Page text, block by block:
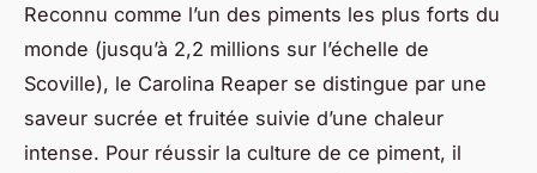
Reconnu comme l’un des piments les plus forts du
monde (jusqu’à 2,2 millions sur l’échelle de
Scoville), le Carolina Reaper se distingue par une
saveur sucrée et fruitée suivie d’une chaleur
intense. Pour réussir la culture de ce piment, il